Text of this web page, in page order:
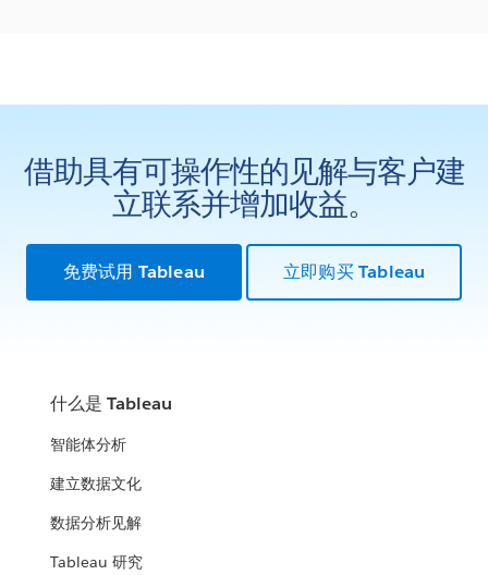
借助具有可操作性的见解与客户建
立联系并增加收益。
免费试用 Tableau 立即购买 Tableau
什么是 Tableau
智能体分析
建立数据文化
数据分析见解
Tableau 研究